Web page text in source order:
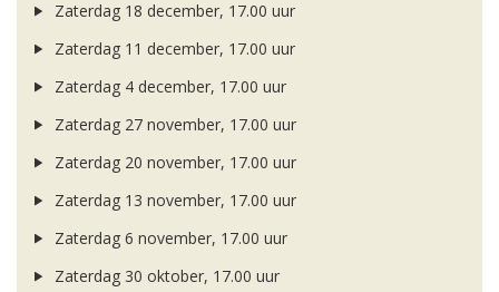
Zaterdag 18 december, 17.00 uur
Zaterdag 11 december, 17.00 uur
Zaterdag 4 december, 17.00 uur
Zaterdag 27 november, 17.00 uur
Zaterdag 20 november, 17.00 uur
Zaterdag 13 november, 17.00 uur
Zaterdag 6 november, 17.00 uur
Zaterdag 30 oktober, 17.00 uur